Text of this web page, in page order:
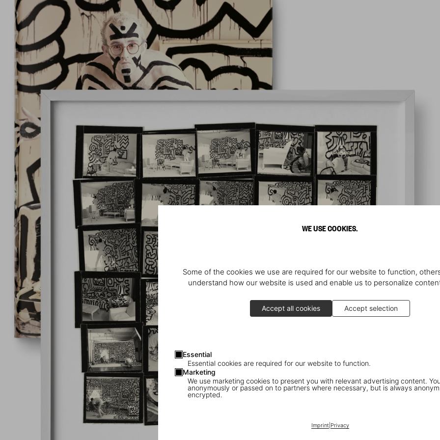
WE USE COOKIES.
Some of the cookies we use are required for our website to function,
understand how our website is used and enable us to personalize
Accept all cookies Accept selection
Essential
Essential cookies are required for our website to function.
Marketing
We use marketing cookies to present you with relevant advertising content.
anonymously or passed on to partners where necessary, but is always
encrypted.
Imprint| Privacy